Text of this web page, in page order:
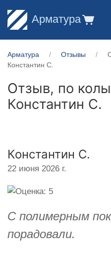
Арматура
Арматура Отзывы
Константин С.
Отзыв, по
Константин С.
Константин С.
22 июня 2026 г.
С полимерным
порадовали.